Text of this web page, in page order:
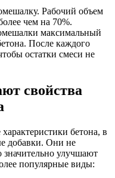
Рабочий объем
чем на 70%.
максимальный
После каждого
остатки смеси не
свойства
бетона, в
добавки. Они не
улучшают
популярные виды: